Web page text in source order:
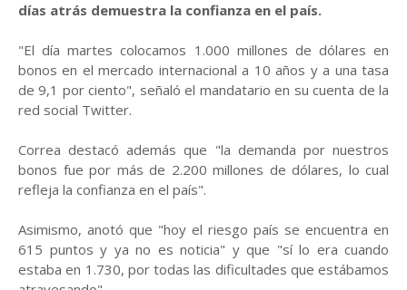
días atrás demuestra la confianza en el país.
"El día martes colocamos 1.000 millones de dólares en
bonos en el mercado internacional a 10 años y a una tasa
de 9,1 por ciento", señaló el mandatario en su cuenta de la
red social Twitter.
Correa destacó además que "la demanda por nuestros
bonos fue por más de 2.200 millones de dólares, lo cual
refleja la confianza en el país".
Asimismo, anotó que "hoy el riesgo país se encuentra en
615 puntos y ya no es noticia" y que "sí lo era cuando
estaba en 1.730, por todas las dificultades que estábamos